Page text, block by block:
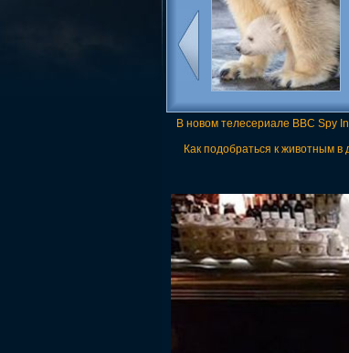
В новом телесериале BBC Spy
Как подобраться к животным